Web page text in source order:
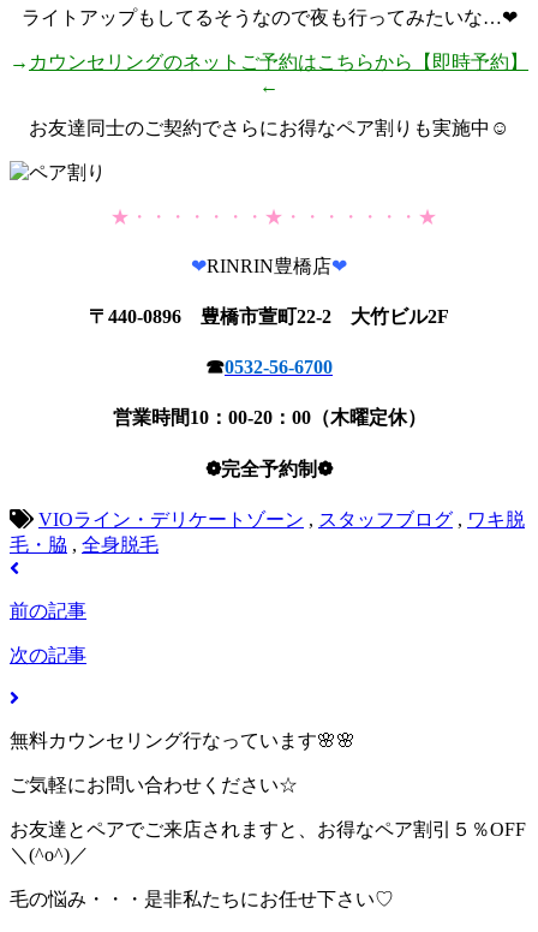
ライトアップもしてるそうなので夜も行ってみたいな…❤
→ カウンセリングのネットご予約はこちらから【即時予約】
←
お友達同士のご契約でさらにお得なペア割りも実施中☺
★・・・・・・・★・・・・・・・★
❤RINRIN豊橋店❤
〒440-0896 豊橋市萱町22-2 大竹ビル2F
☎0532-56-6700
営業時間10：00-20：00（木曜定休）
❁完全予約制❁
VIOライン・デリケートゾーン , スタッフブログ , ワキ脱
毛・脇 , 全身脱毛
前の記事
次の記事
無料カウンセリング行なっています🌸🌸
ご気軽にお問い合わせください☆
お友達とペアでご来店されますと、お得なペア割引５％OFF
＼(^o^)／
毛の悩み・・・是非私たちにお任せ下さい♡